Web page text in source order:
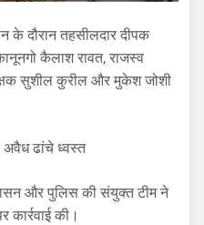
के दौरान तहसीलदार दीपक
कैलाश रावत, राजस्व
सुशील कुरील और मुकेश जोशी
अवैध ढांचे ध्वस्त
और पुलिस की संयुक्त टीम ने
कार्रवाई की।